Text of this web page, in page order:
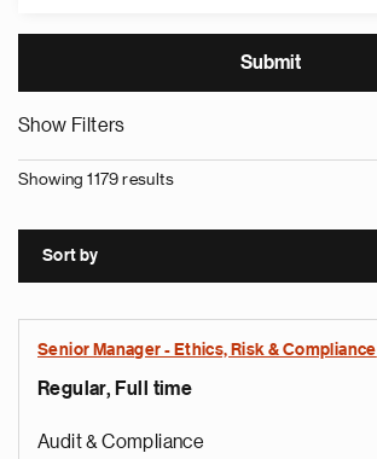
Show Filters
Showing 1179 results
Sort by
Senior Manager - Ethics, Risk & Compliance
Regular, Full time
Audit & Compliance